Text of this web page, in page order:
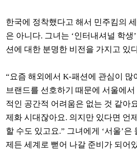
한국에 정착했다고 해서 민주킴의
은 아니다. 그녀는 ‘인터내셔널 학생
션에 대한 분명한 비전을 가지고 있
“요즘 해외에서 K-패션에 관심이 많
브랜드를 선호하기 때문에 서울에
적인 공간적 어려움은 없는 것 같아
제화 시대잖아요. 의지만 있다면 언
할 수도 있고요.” 그녀에게 ‘서울’은
제든 세계로 뻗어 나갈 준비가 되어